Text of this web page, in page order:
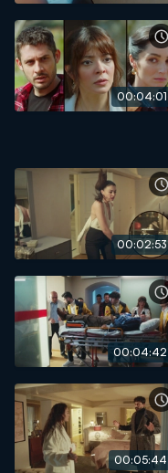
00:04:01
00:02:53
00:04:42
00:05:44